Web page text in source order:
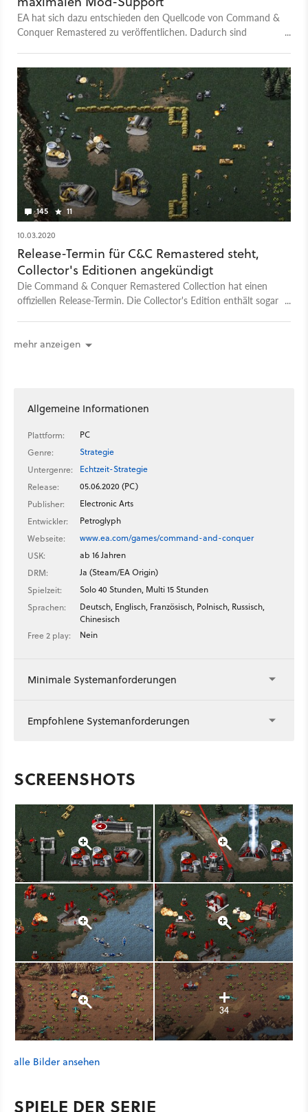
EA hat sich dazu entschieden den Quellcode von Command &
Conquer Remastered zu veröffentlichen. Dadurch sind
145 11
10.03.2020
Release-Termin für C&C Remastered steht,
Collector's Editionen angekündigt
Die Command & Conquer Remastered Collection hat einen
offiziellen Release-Termin. Die Collector's Edition enthält sogar
mehr anzeigen
Allgemeine Informationen
Plattform:
PC
Genre:
Strategie
Untergenre:
Echtzeit-Strategie
Release:
05.06.2020 (PC)
Publisher:
Electronic Arts
Entwickler:
Petroglyph
Webseite:
www.ea.com/games/command-and-conquer
USK:
ab 16 Jahren
DRM:
Ja (Steam/EA Origin)
Spielzeit:
Solo 40 Stunden, Multi 15 Stunden
Sprachen:
Deutsch, Englisch, Französisch, Polnisch, Russisch,
Chinesisch
Free 2 play:
Nein
Minimale Systemanforderungen
Empfohlene Systemanforderungen
SCREENSHOTS
34
alle Bilder ansehen
SPIELE DER SERIE